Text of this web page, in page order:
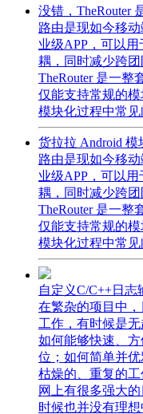
没错，TheRouter
路由是现如今移
业级APP，可以
耦，同时减少跨团
TheRouter 是一整
仅能支持常规的
模块化过程中常见
货拉拉 Android 模
路由是现如今移
业级APP，可以
耦，同时减少跨团
TheRouter 是一整
仅能支持常规的
模块化过程中常见
自定义C/C++日志
在繁杂的项目中
工作，有时候是无
如何能够快速、
位；如何简单并
枯燥的、重复的工
网上有很多强大
时候也并没有理